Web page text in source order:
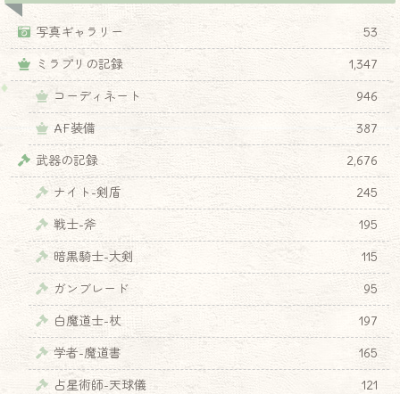
写真ギャラリー
53
ミラプリの記録
1,347
コーディネート
946
AF装備
387
武器の記録
2,676
ナイト-剣盾
245
戦士-斧
195
暗黒騎士-大剣
115
ガンブレード
95
白魔道士-杖
197
学者-魔道書
165
占星術師-天球儀
121